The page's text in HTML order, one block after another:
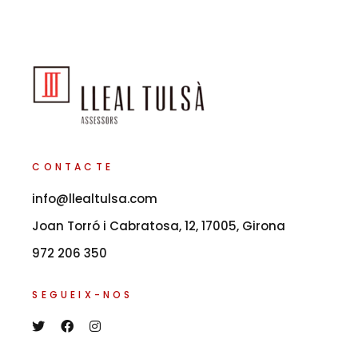
CONTACTE
info@llealtulsa.com
Joan Torró i Cabratosa, 12, 17005, Girona
972 206 350
SEGUEIX-NOS